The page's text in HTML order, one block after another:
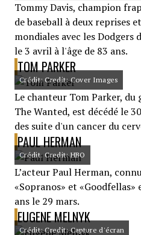
Tommy Davis, champion
de baseball à deux reprises
mondiales avec les Dodgers
le 3 avril à l'âge de 83 ans.
TOM PARKER
Crédit: Credit: Cover Images
Le chanteur Tom Parker,
The Wanted, est décédé le
des suite d'un cancer du
PAUL HERMAN
Crédit: Credit: HBO
L’acteur Paul Herman,
«Sopranos» et «Goodfellas»
ans le 29 mars.
EUGENE MELNYK
Crédit: Credit: Capture d'écran